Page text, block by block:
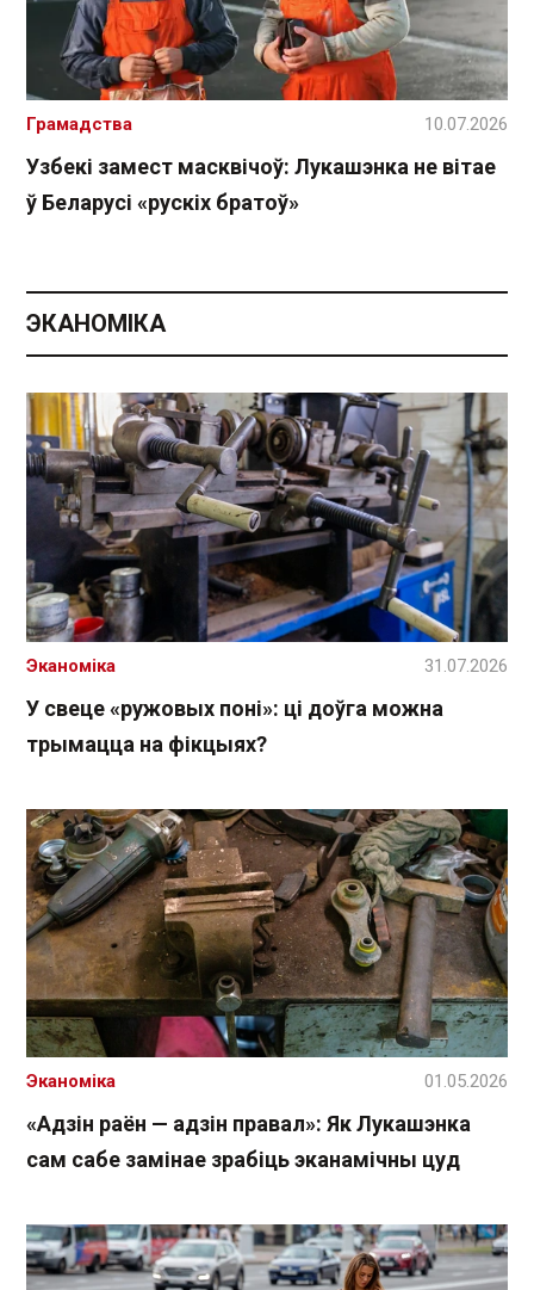
Узбекі замест масквічоў: Лукашэнка не вітае
ў Беларусі «рускіх братоў»
Грамадства 10.07.2026
ЭКАНОМІКА
У свеце «ружовых поні»: ці доўга можна
трымацца на фікцыях?
Эканоміка 31.07.2026
«Адзін раён — адзін правал»: Як Лукашэнка
сам сабе замінае зрабіць эканамічны цуд
Эканоміка 01.05.2026